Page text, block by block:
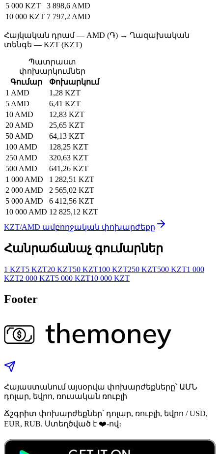
5 000 KZT
3 898,6 AMD
10 000 KZT 7 797,2 AMD
Հայկական դրամ — AMD (֏) → Ղազախական
տենգե — KZT (KZT)
Պատրաստ
փոխարկումներ
Գումար
Փոխարկում
1 AMD
1,28 KZT
5 AMD
6,41 KZT
10 AMD
12,83 KZT
20 AMD
25,65 KZT
50 AMD
64,13 KZT
100 AMD
128,25 KZT
250 AMD
320,63 KZT
500 AMD
641,26 KZT
1 000 AMD
1 282,51 KZT
2 000 AMD
2 565,02 KZT
5 000 AMD
6 412,56 KZT
10 000 AMD 12 825,12 KZT
KZT/AMD ամբողջական փոխարժեքը
Հանրաճանաչ գումարներ
1 KZT5 KZT20 KZT50 KZT100 KZT250 KZT500 KZT1 000
KZT2 000 KZT5 000 KZT10 000 KZT
Footer
Հայաստանում այսօրվա փոխարժեքները՝ ԱՄՆ
դոլար, եվրո, ռուսական ռուբլի
Ճշգրիտ փոխարժեքներ՝ դոլար, ռուբլի, եվրո / USD,
EUR, RUB. Ստեղծված է ❤️-ով։